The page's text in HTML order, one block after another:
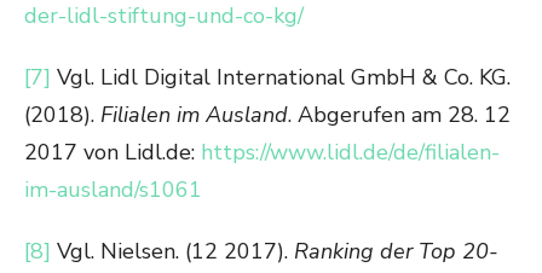
der-lidl-stiftung-und-co-kg/
[7] Vgl. Lidl Digital International GmbH & Co. KG.
(2018). Filialen im Ausland. Abgerufen am 28. 12
2017 von Lidl.de: https://www.lidl.de/de/filialen-
im-ausland/s1061
[8] Vgl. Nielsen. (12 2017). Ranking der Top 20-